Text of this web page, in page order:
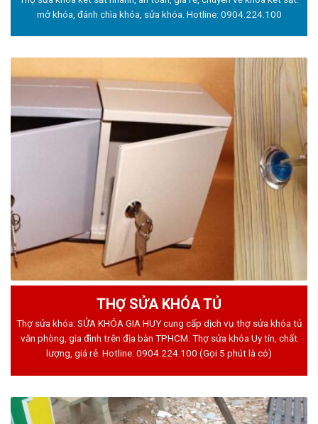
mở khóa, đánh chìa khóa, sửa khóa. Hotline: 0904.224.100
THỢ SỬA KHÓA TỦ
Thợ sửa khóa: SỬA KHÓA GIA HUY cung cấp dịch vụ thợ sửa khóa tủ
văn phòng, gia đình trên địa bàn TPHCM. Thợ sửa khóa Uy tín, chất
lượng, giá rẻ. Hotline: 0904.224.100 (Gọi 5 phút là có)